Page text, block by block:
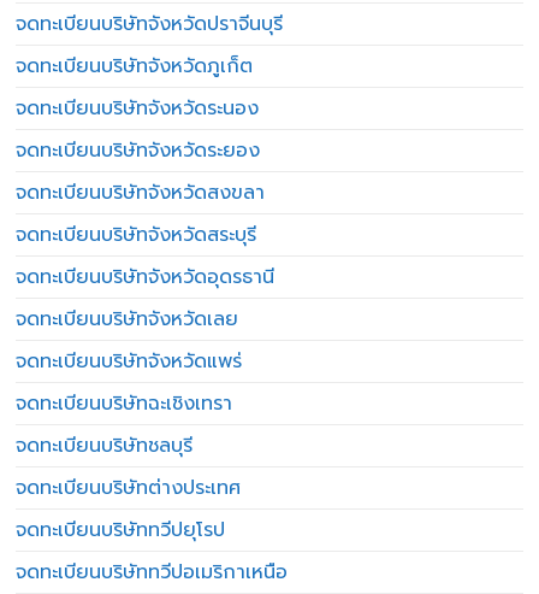
จดทะเบียนบริษัทจังหวัดปราจีนบุรี
จดทะเบียนบริษัทจังหวัดภูเก็ต
จดทะเบียนบริษัทจังหวัดระนอง
จดทะเบียนบริษัทจังหวัดระยอง
จดทะเบียนบริษัทจังหวัดสงขลา
จดทะเบียนบริษัทจังหวัดสระบุรี
จดทะเบียนบริษัทจังหวัดอุดรธานี
จดทะเบียนบริษัทจังหวัดเลย
จดทะเบียนบริษัทจังหวัดแพร่
จดทะเบียนบริษัทฉะเชิงเทรา
จดทะเบียนบริษัทชลบุรี
จดทะเบียนบริษัทต่างประเทศ
จดทะเบียนบริษัททวีปยุโรป
จดทะเบียนบริษัททวีปอเมริกาเหนือ